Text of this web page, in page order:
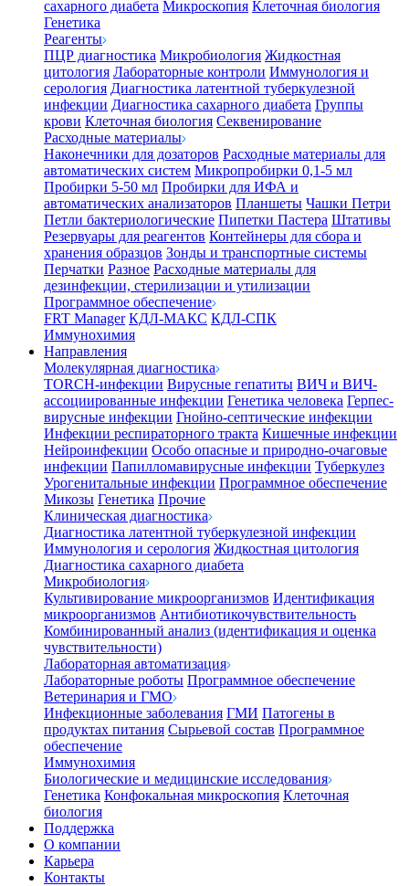
сахарного диабета Микроскопия Клеточная биология
Генетика
Реагенты
ПЦР диагностика Микробиология Жидкостная
цитология Лабораторные контроли Иммунология и
серология Диагностика латентной туберкулезной
инфекции Диагностика сахарного диабета Группы
крови Клеточная биология Секвенирование
Расходные материалы
Наконечники для дозаторов Расходные материалы для
автоматических систем Микропробирки 0,1-5 мл
Пробирки 5-50 мл Пробирки для ИФА и
автоматических анализаторов Планшеты Чашки Петри
Петли бактериологические Пипетки Пастера Штативы
Резервуары для реагентов Контейнеры для сбора и
хранения образцов Зонды и транспортные системы
Перчатки Разное Расходные материалы для
дезинфекции, стерилизации и утилизации
Программное обеспечение
FRT Manager КДЛ-МАКС КДЛ-СПК
Иммунохимия
Направления
Молекулярная диагностика
TORCH-инфекции Вирусные гепатиты ВИЧ и ВИЧ-
ассоциированные инфекции Генетика человека Герпес-
вирусные инфекции Гнойно-септические инфекции
Инфекции респираторного тракта Кишечные инфекции
Нейроинфекции Особо опасные и природно-очаговые
инфекции Папилломавирусные инфекции Туберкулез
Урогенитальные инфекции Программное обеспечение
Микозы Генетика Прочие
Клиническая диагностика
Диагностика латентной туберкулезной инфекции
Иммунология и серология Жидкостная цитология
Диагностика сахарного диабета
Микробиология
Культивирование микроорганизмов Идентификация
микроорганизмов Антибиотикочувствительность
Комбинированный анализ (идентификация и оценка
чувствительности)
Лабораторная автоматизация
Лабораторные роботы Программное обеспечение
Ветеринария и ГМО
Инфекционные заболевания ГМИ Патогены в
продуктах питания Сырьевой состав Программное
обеспечение
Иммунохимия
Биологические и медицинские исследования
Генетика Конфокальная микроскопия Клеточная
биология
Поддержка
О компании
Карьера
Контакты